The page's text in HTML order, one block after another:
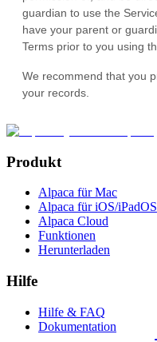
Produkt
Alpaca für Mac
Alpaca für iOS/iPadOS
Alpaca Cloud
Funktionen
Herunterladen
Hilfe
Hilfe & FAQ
Dokumentation